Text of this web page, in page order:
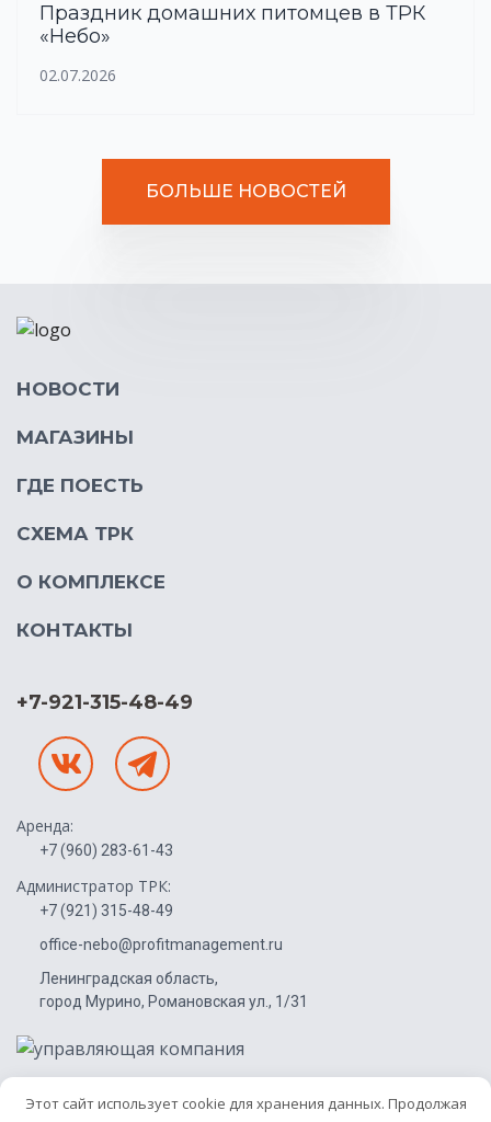
Праздник домашних питомцев в ТРК
«Небо»
02.07.2026
БОЛЬШЕ НОВОСТЕЙ
НОВОСТИ
МАГАЗИНЫ
ГДЕ ПОЕСТЬ
СХЕМА ТРК
О КОМПЛЕКСЕ
КОНТАКТЫ
+7-921-315-48-49
Аренда:
+7 (960) 283-61-43
Администратор ТРК:
+7 (921) 315-48-49
office-nebo@profitmanagement.ru
Ленинградская область,
город Мурино, Романовская ул., 1/31
Этот сайт использует cookie для хранения данных. Продолжая